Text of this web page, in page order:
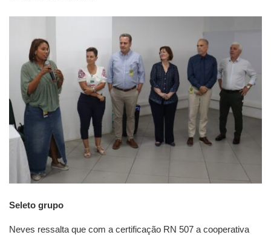
Seleto grupo
Neves ressalta que com a certificação RN 507 a cooperativa